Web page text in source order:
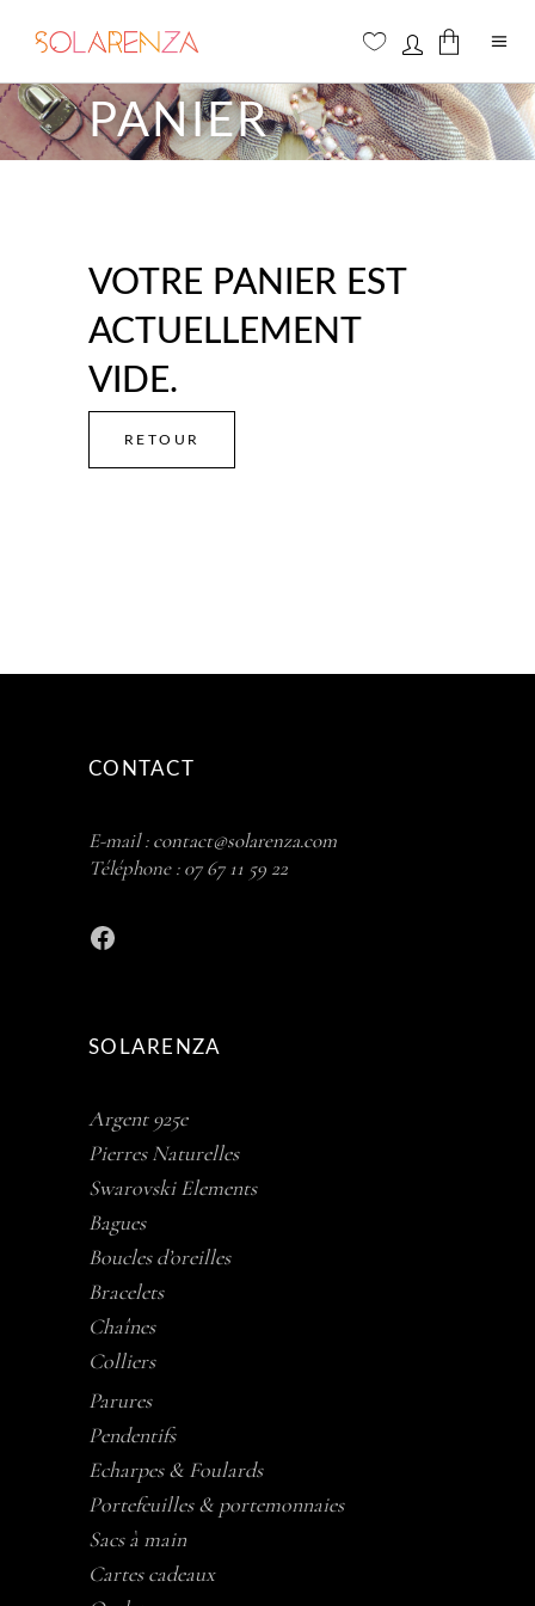
Aucun produit dans le panier
PANIER
VOTRE PANIER EST
ACTUELLEMENT
VIDE.
RETOUR
CONTACT
E-mail :contact@solarenza.com
Téléphone :07 67 11 59 22
Facebook
SOLARENZA
Argent 925e
Pierres Naturelles
Swarovski Elements
Bagues
Boucles d’oreilles
Bracelets
Chaînes
Colliers
Parures
Pendentifs
Echarpes & Foulards
Portefeuilles & portemonnaies
Sacs à main
Cartes cadeaux